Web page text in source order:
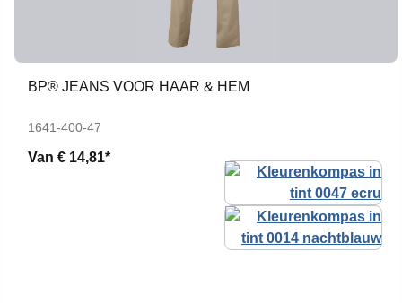
BP® JEANS VOOR HAAR & HEM
1641-400-47
Van € 14,81*